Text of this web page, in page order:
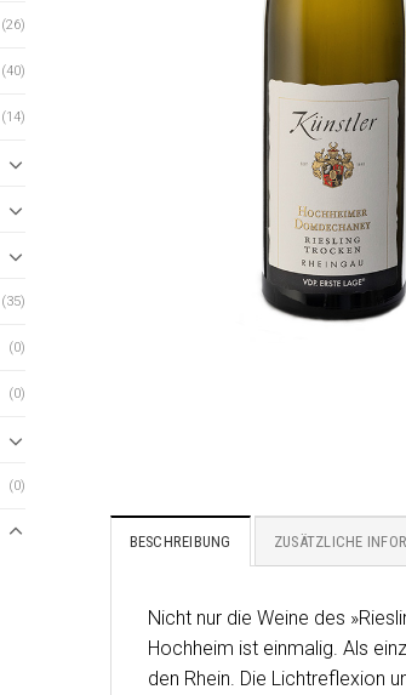
(26)
(40)
(14)
(35)
(0)
(0)
(0)
BESCHREIBUNG ZUSÄTZLICHE
Nicht nur die Weine des
Hochheim ist einmalig. Als
den Rhein. Die Lichtreflexion